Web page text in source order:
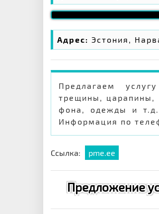
Адрес: Эстония,
Предлагаем
трещины, царапины,
фона, одежды и
Информация по
Ссылка: pme.ee
Предложение